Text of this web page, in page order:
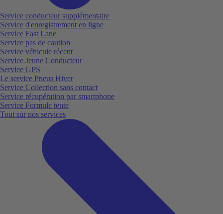
Service conducteur supplémentaire
Service d'enregistrement en ligne
Service Fast Lane
Service pas de caution
Service véhicule récent
Service Jeune Conducteur
Service GPS
Le service Pneus Hiver
Service Collection sans contact
Service récupération par smartphone
Service Formule tente
Tout sur nos services